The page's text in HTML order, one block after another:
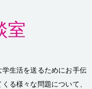
室
生活を送るためにお手伝
る様々な問題について、